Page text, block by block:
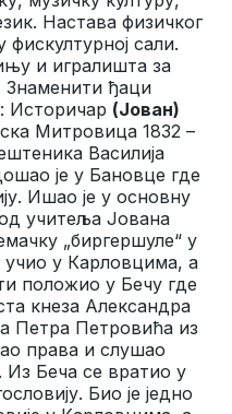
Настава физичког
сали.
и игралишта за
Знаменити ђаци
Историчар (Јован)
Митровица 1832 –
Василија
је у Бановце где
Ишао је у основну
учитеља Јована
„биргершуле“ у
учио у Карловцима, а
положио у Бечу где
кнеза Александра
Петра Петровића из
права и слушао
Из Беча се вратио у
Био је једно